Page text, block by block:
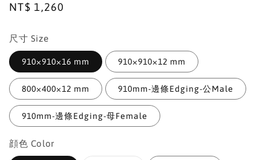
Regular
NT$ 1,260
尺寸 Size
910×910×16 mm 910×910×12 mm
800×400×12 mm 910mm-邊條Edging-公Male
910mm-邊條Edging-母Female
顔色 Color